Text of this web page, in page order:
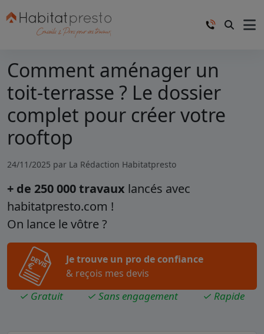
Comment aménager un
toit-terrasse ? Le dossier
complet pour créer votre
rooftop
24/11/2025 par La Rédaction Habitatpresto
+ de 250 000 travaux lancés avec
habitatpresto.com !
On lance le vôtre ?
Je trouve un pro de confiance
& reçois mes devis
✓ Gratuit ✓ Sans engagement ✓ Rapide